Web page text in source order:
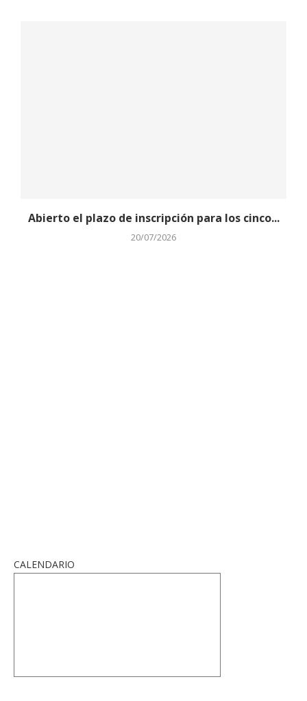
Abierto el plazo de inscripción para los cinco...
20/07/2026
CALENDARIO